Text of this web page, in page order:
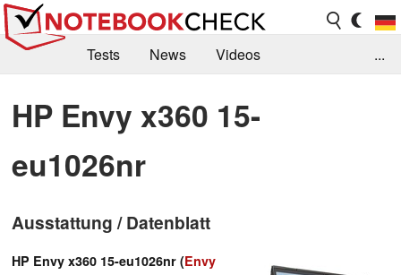
Tests News
Videos
Kaufberatung
Deals Suche
Forum
...
HP Envy x360 15-
eu1026nr
Ausstattung / Datenblatt
HP Envy x360 15-eu1026nr (Envy